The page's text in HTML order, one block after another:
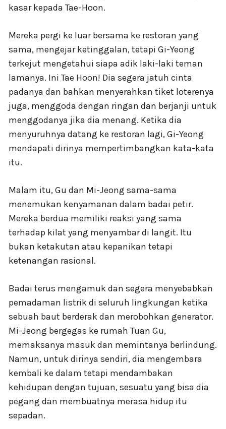
kasar kepada Tae-Hoon.
Mereka pergi ke luar bersama ke restoran yang
sama, mengejar ketinggalan, tetapi Gi-Yeong
terkejut mengetahui siapa adik laki-laki teman
lamanya. Ini Tae Hoon! Dia segera jatuh cinta
padanya dan bahkan menyerahkan tiket loterenya
juga, menggoda dengan ringan dan berjanji untuk
menggodanya jika dia menang. Ketika dia
menyuruhnya datang ke restoran lagi, Gi-Yeong
mendapati dirinya mempertimbangkan kata-kata
itu.
Malam itu, Gu dan Mi-Jeong sama-sama
menemukan kenyamanan dalam badai petir.
Mereka berdua memiliki reaksi yang sama
terhadap kilat yang menyambar di langit. Itu
bukan ketakutan atau kepanikan tetapi
ketenangan rasional.
Badai terus mengamuk dan segera menyebabkan
pemadaman listrik di seluruh lingkungan ketika
sebuah baut berderak dan merobohkan generator.
Mi-Jeong bergegas ke rumah Tuan Gu,
memaksanya masuk dan memintanya berlindung.
Namun, untuk dirinya sendiri, dia mengembara
kembali ke dalam tetapi mendambakan
kehidupan dengan tujuan, sesuatu yang bisa dia
pegang dan membuatnya merasa hidup itu
sepadan.